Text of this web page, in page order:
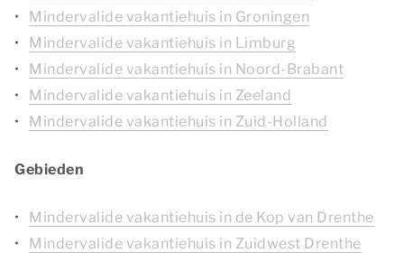
Mindervalide vakantiehuis in Groningen
Mindervalide vakantiehuis in Limburg
Mindervalide vakantiehuis in Noord-Brabant
Mindervalide vakantiehuis in Zeeland
Mindervalide vakantiehuis in Zuid-Holland
Gebieden
Mindervalide vakantiehuis in de Kop van Drenthe
Mindervalide vakantiehuis in Zuidwest Drenthe